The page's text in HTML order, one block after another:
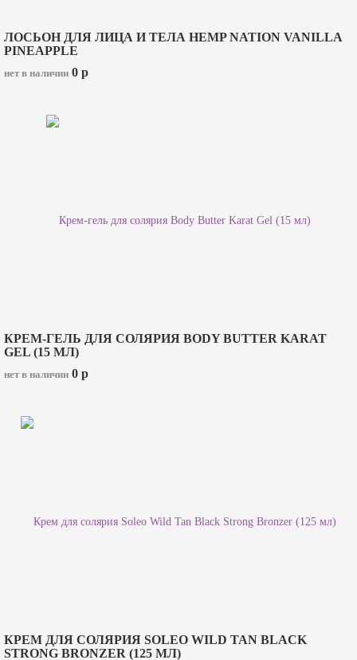
ЛОСЬОН ДЛЯ ЛИЦА И ТЕЛА HEMP NATION VANILLA
PINEAPPLE
нет в наличии 0 p
КРЕМ-ГЕЛЬ ДЛЯ СОЛЯРИЯ BODY BUTTER KARAT
GEL (15 МЛ)
нет в наличии 0 p
КРЕМ ДЛЯ СОЛЯРИЯ SOLEO WILD TAN BLACK
STRONG BRONZER (125 МЛ)